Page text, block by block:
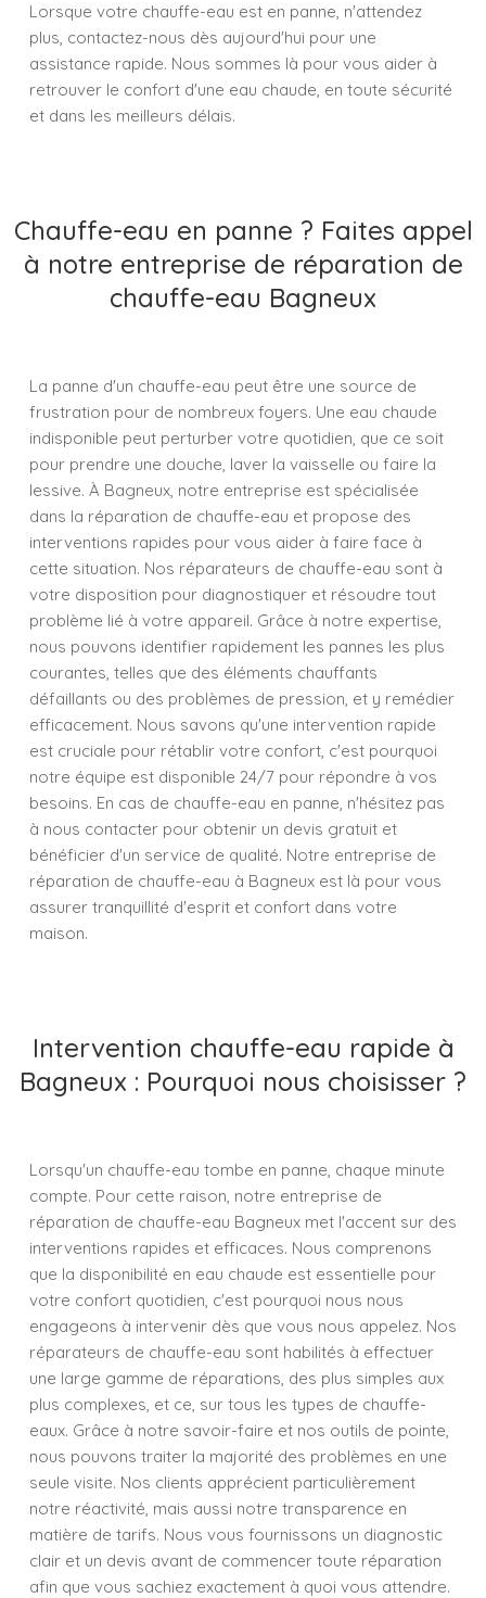
Lorsque votre chauffe-eau est en panne, n'attendez
plus, contactez-nous dès aujourd'hui pour une
assistance rapide. Nous sommes là pour vous aider à
retrouver le confort d'une eau chaude, en toute sécurité
et dans les meilleurs délais.
Chauffe-eau en panne ? Faites appel
à notre entreprise de réparation de
chauffe-eau Bagneux
La panne d'un chauffe-eau peut être une source de
frustration pour de nombreux foyers. Une eau chaude
indisponible peut perturber votre quotidien, que ce soit
pour prendre une douche, laver la vaisselle ou faire la
lessive. À Bagneux, notre entreprise est spécialisée
dans la réparation de chauffe-eau et propose des
interventions rapides pour vous aider à faire face à
cette situation. Nos réparateurs de chauffe-eau sont à
votre disposition pour diagnostiquer et résoudre tout
problème lié à votre appareil. Grâce à notre expertise,
nous pouvons identifier rapidement les pannes les plus
courantes, telles que des éléments chauffants
défaillants ou des problèmes de pression, et y remédier
efficacement. Nous savons qu'une intervention rapide
est cruciale pour rétablir votre confort, c'est pourquoi
notre équipe est disponible 24/7 pour répondre à vos
besoins. En cas de chauffe-eau en panne, n'hésitez pas
à nous contacter pour obtenir un devis gratuit et
bénéficier d'un service de qualité. Notre entreprise de
réparation de chauffe-eau à Bagneux est là pour vous
assurer tranquillité d'esprit et confort dans votre
maison.
Intervention chauffe-eau rapide à
Bagneux : Pourquoi nous choisisser ?
Lorsqu'un chauffe-eau tombe en panne, chaque minute
compte. Pour cette raison, notre entreprise de
réparation de chauffe-eau Bagneux met l'accent sur des
interventions rapides et efficaces. Nous comprenons
que la disponibilité en eau chaude est essentielle pour
votre confort quotidien, c'est pourquoi nous nous
engageons à intervenir dès que vous nous appelez. Nos
réparateurs de chauffe-eau sont habilités à effectuer
une large gamme de réparations, des plus simples aux
plus complexes, et ce, sur tous les types de chauffe-
eaux. Grâce à notre savoir-faire et nos outils de pointe,
nous pouvons traiter la majorité des problèmes en une
seule visite. Nos clients apprécient particulièrement
notre réactivité, mais aussi notre transparence en
matière de tarifs. Nous vous fournissons un diagnostic
clair et un devis avant de commencer toute réparation
afin que vous sachiez exactement à quoi vous attendre.